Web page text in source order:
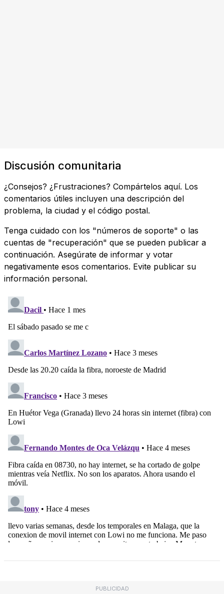
Discusión comunitaria
¿Consejos? ¿Frustraciones? Compártelos aquí. Los
comentarios útiles incluyen una descripción del
problema, la ciudad y el código postal.
Tenga cuidado con los "números de soporte" o las
cuentas de "recuperación" que se pueden publicar a
continuación. Asegúrate de informar y votar
negativamente esos comentarios. Evite publicar su
información personal.
PUBLICIDAD